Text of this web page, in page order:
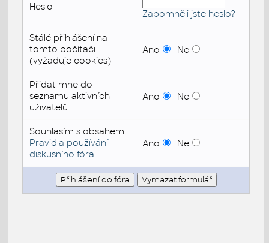
Heslo
Zapomněli jste heslo?
Stálé přihlášení na
tomto počítači
(vyžaduje cookies)
Ano Ne
Přidat mne do
seznamu aktivních
uživatelů
Ano Ne
Souhlasím s obsahem
Pravidla používání
diskusního fóra
Ano Ne